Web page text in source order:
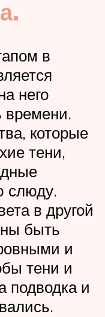
в
него
времени.
которые
тени,
слюду.
в другой
быть
и
тени и
подводка и